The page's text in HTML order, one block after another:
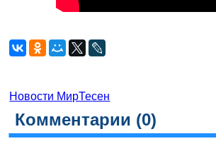
Новости МирТесен
Комментарии (0)